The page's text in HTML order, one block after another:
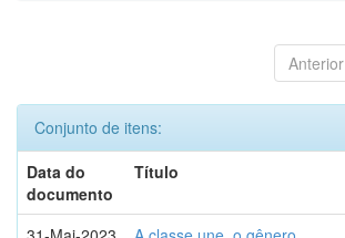
Anterior
Conjunto de itens:
Data do
documento
Título